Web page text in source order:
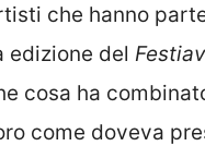
che hanno
edizione del
cosa ha
come doveva